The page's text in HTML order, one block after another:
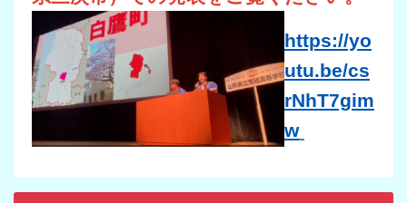
https://yo
utu.be/cs
rNhT7gim
w